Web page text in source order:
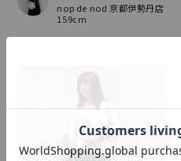
nop de nod 京都伊勢丹店
159cm